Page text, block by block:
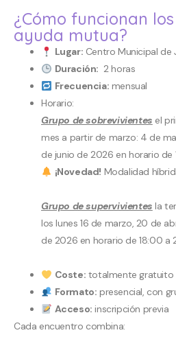
¿Cómo funcionan
ayuda mutua?
Lugar: Centro Municipal de
Duración: 2 horas
Frecuencia: mensual
Horario:
Grupo de sobrevivientes el
mes a partir de marzo: 4 de
de junio de 2026 en horario
¡Novedad! Modalidad
Grupo de supervivientes la
los lunes 16 de marzo, 20 de
de 2026 en horario de 18:00 a
Coste: totalmente gratuito
Formato: presencial, con
Acceso: inscripción previa
Cada encuentro combina: